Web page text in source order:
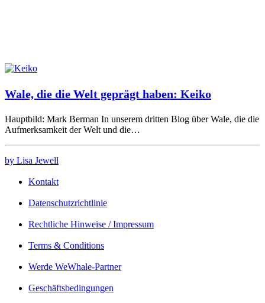
Wale, die die Welt geprägt haben: Keiko
Hauptbild: Mark Berman In unserem dritten Blog über Wale, die die
Aufmerksamkeit der Welt und die…
by Lisa Jewell
Kontakt
Datenschutzrichtlinie
Rechtliche Hinweise / Impressum
Terms & Conditions
Werde WeWhale-Partner
Geschäftsbedingungen